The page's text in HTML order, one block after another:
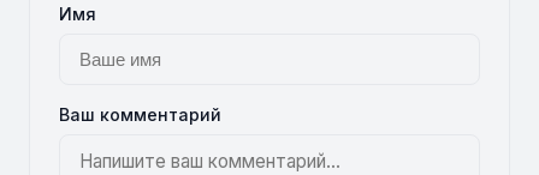
Имя
Ваш комментарий